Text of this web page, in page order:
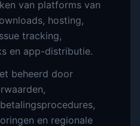
van platforms van
hosting,
tracking,
en app-distributie.
beheerd door
en regionale